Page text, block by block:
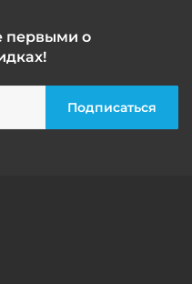
первыми о